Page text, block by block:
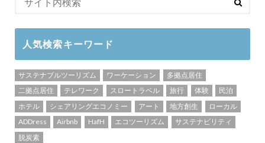
人気検索キーワード
サステナブルツーリズム ワーケーション
多拠点居住
二拠点居住
テレワーク スロートラベル 旅行 体験
民泊
ホテル
シェアリングエコノミー アート 地方創生
ローカル
ADDress
Airbnb HafH エコツーリズム
サステナビリティ
脱炭素